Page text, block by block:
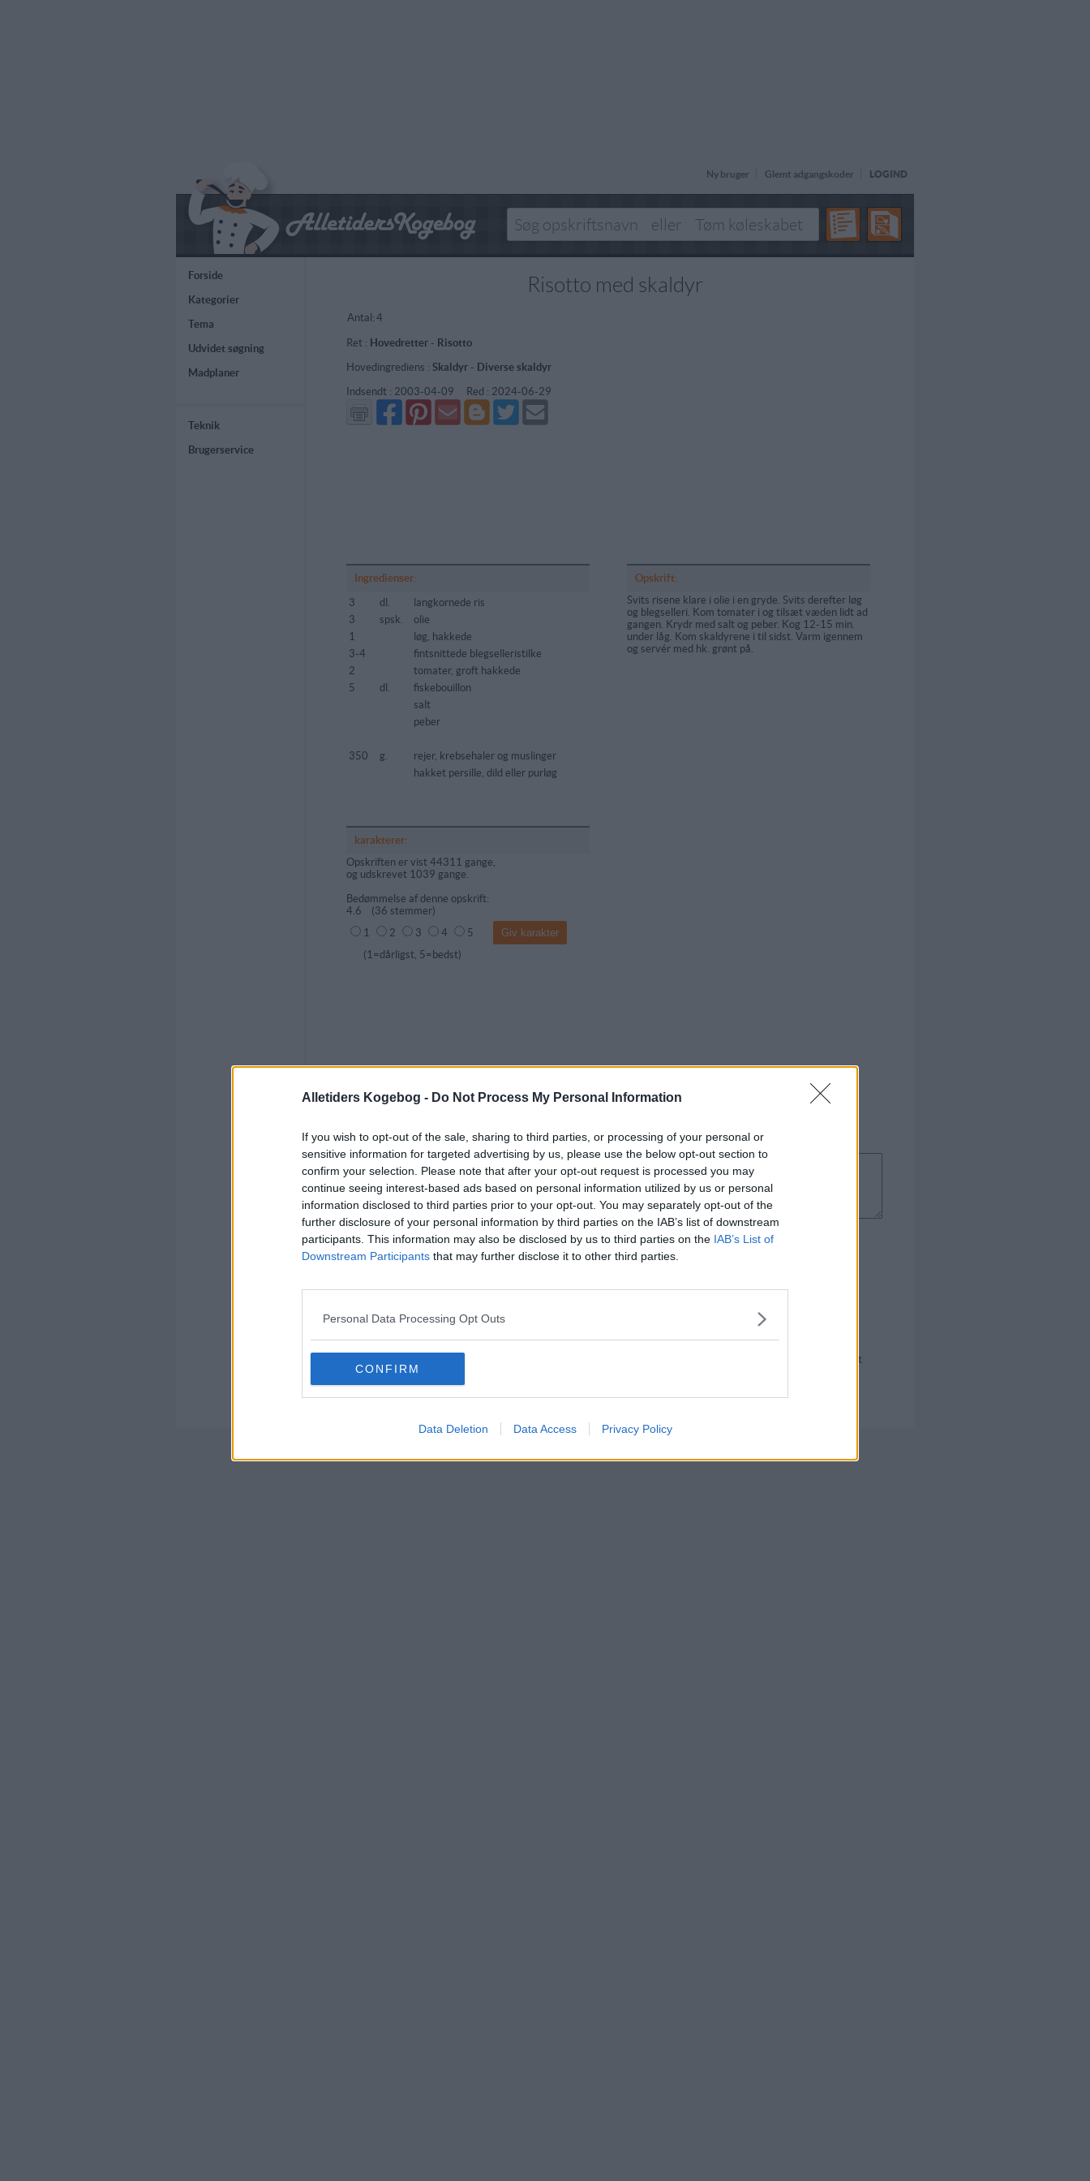
Alletiders Kogebog - Do Not Process My Personal Information
If you wish to opt-out of the sale, sharing to third parties, or processing of your personal or
sensitive information for targeted advertising by us, please use the below opt-out section to
confirm your selection. Please note that after your opt-out request is processed you may
continue seeing interest-based ads based on personal information utilized by us or personal
information disclosed to third parties prior to your opt-out. You may separately opt-out of the
further disclosure of your personal information by third parties on the IAB’s list of downstream
participants. This information may also be disclosed by us to third parties on the IAB’s List of
Downstream Participants that may further disclose it to other third parties.
Personal Data Processing Opt Outs
CONFIRM
Data Deletion Data Access Privacy Policy
Ny bruger Glemt adgangskoder LOGIND
Forside
Kategorier
Tema
Udvidet søgning
Madplaner
Teknik
Brugerservice
Risotto med skaldyr
Antal: 4
Ret : Hovedretter- Risotto
Hovedingrediens : Skaldyr- Diverse skaldyr
Indsendt : 2003-04-09 Red : 2024-06-29
Del
på
Facebook
Del
på
Pinterest
Send
via
GMail
Del
på
Blogger
Del
på
Twitter
Send
mail
Ingredienser:
3
dl.
langkornede ris
3
spsk.
olie
1
løg, hakkede
3-4
fintsnittede blegselleristilke
2
tomater, groft hakkede
5
dl.
fiskebouillon
salt
peber
350 g.
rejer, krebsehaler og muslinger
hakket persille, dild eller purløg
Opskrift:
Svits risene klare i olie i en gryde. Svits derefter løg
og blegselleri. Kom tomater i og tilsæt væden lidt ad
gangen. Krydr med salt og peber. Kog 12-15 min.
under låg. Kom skaldyrene i til sidst. Varm igennem
og servér med hk. grønt på.
karakterer:
Opskriften er vist 44311 gange,
og udskrevet 1039 gange.
Bedømmelse af denne opskrift:
4.6 (36 stemmer)
1
2 3 4
5
(1=dårligst, 5=bedst)
Kommentar:
Kommentaren skal godkendes før den bliver synlig
En rigtig god ret som jeg efterhånden har lavet mange gange :)
Ovenstående kommer vist meget an på, om skaldyrene har ligget i lage. Jeg synes næsten de smager for meget
igennem i sig selv ;)
pine-2005-01-01 01:01:01